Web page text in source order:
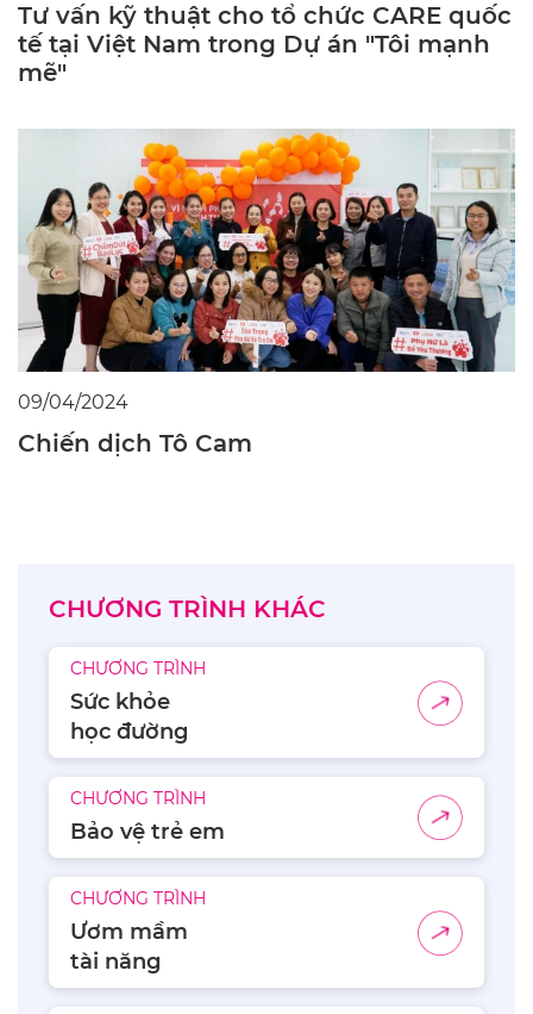
Tư vấn kỹ thuật cho tổ chức CARE quốc
tế tại Việt Nam trong Dự án "Tôi mạnh
mẽ"
09/04/2024
Chiến dịch Tô Cam
CHƯƠNG TRÌNH KHÁC
CHƯƠNG TRÌNH
Sức khỏe
học đường
CHƯƠNG TRÌNH
Bảo vệ trẻ em
CHƯƠNG TRÌNH
Ươm mầm
tài năng